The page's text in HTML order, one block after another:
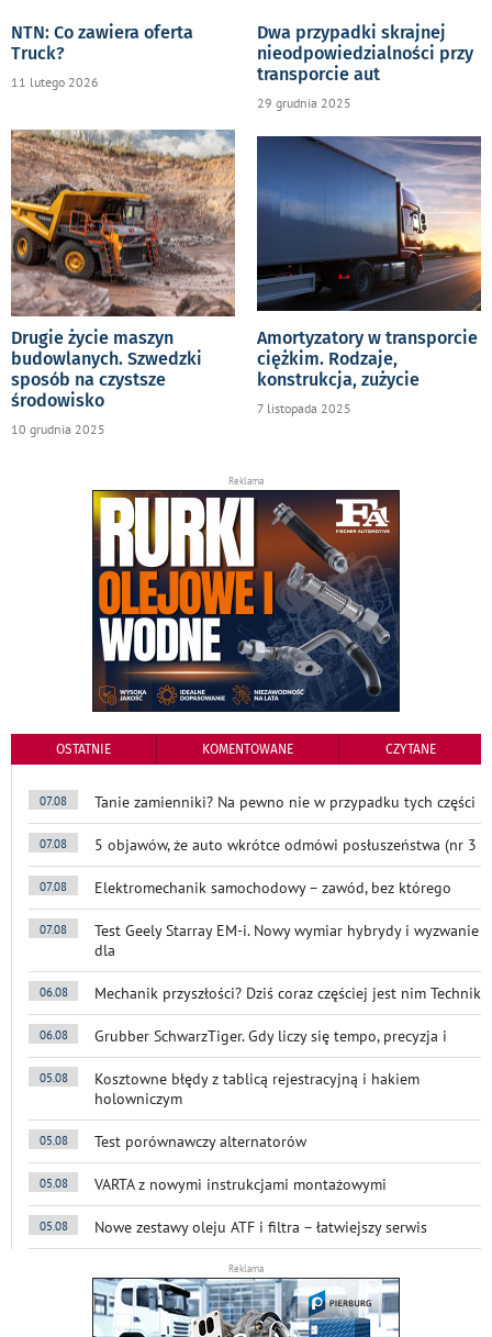
NTN: Co zawiera oferta
Truck?
11 lutego 2026
Dwa przypadki skrajnej
nieodpowiedzialności przy
transporcie aut
29 grudnia 2025
Drugie życie maszyn
budowlanych. Szwedzki
sposób na czystsze
środowisko
10 grudnia 2025
Amortyzatory w transporcie
ciężkim. Rodzaje,
konstrukcja, zużycie
7 listopada 2025
Reklama
OSTATNIE KOMENTOWANE CZYTANE
07.08 Tanie zamienniki? Na pewno nie w przypadku tych części
07.08 5 objawów, że auto wkrótce odmówi posłuszeństwa (nr 3
07.08 Elektromechanik samochodowy – zawód, bez którego
07.08
Test Geely Starray EM-i. Nowy wymiar hybrydy i wyzwanie
dla
06.08 Mechanik przyszłości? Dziś coraz częściej jest nim Technik
06.08 Grubber SchwarzTiger. Gdy liczy się tempo, precyzja i
05.08
Kosztowne błędy z tablicą rejestracyjną i hakiem
holowniczym
05.08 Test porównawczy alternatorów
05.08 VARTA z nowymi instrukcjami montażowymi
05.08 Nowe zestawy oleju ATF i filtra – łatwiejszy serwis
Reklama